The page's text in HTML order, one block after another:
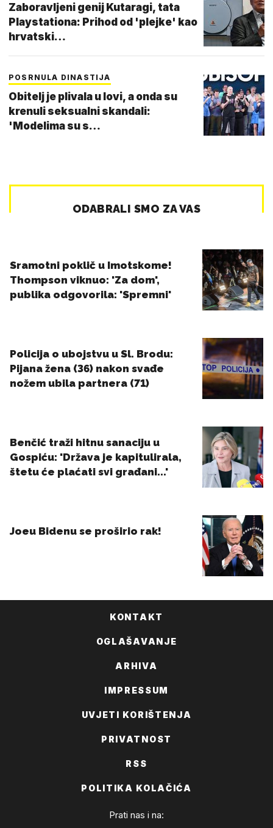
Zaboravljeni genij Kutaragi, tata
Playstationa: Prihod od 'plejke' kao
hrvatski…
POSRNULA DINASTIJA
Obitelj je plivala u lovi, a onda su
krenuli seksualni skandali:
'Modelima su s…
KONTAKT
OGLAŠAVANJE
ARHIVA
IMPRESSUM
UVJETI KORIŠTENJA
PRIVATNOST
RSS
POLITIKA KOLAČIĆA
Prati nas i na: